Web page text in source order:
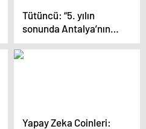
Tütüncü: “5. yılın
sonunda Antalya’nın
ulaşım sorunu ortadan
kalkacak”
Yapay Zeka Coinleri: